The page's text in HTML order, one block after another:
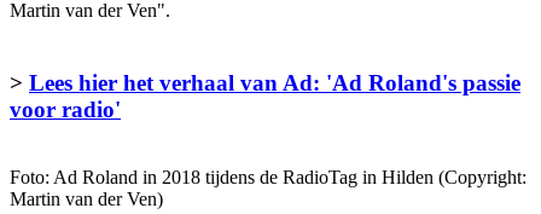
Martin van der Ven".
> Lees hier het verhaal van Ad: 'Ad Roland's passie
voor radio'
Foto: Ad Roland in 2018 tijdens de RadioTag in Hilden (Copyright:
Martin van der Ven)